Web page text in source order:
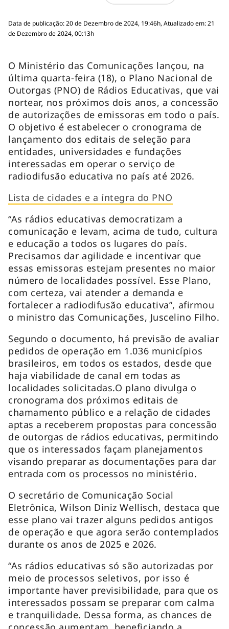
Data de publicação: 20 de Dezembro de 2024, 19:46h, Atualizado em: 21
de Dezembro de 2024, 00:13h
O Ministério das Comunicações lançou, na
última quarta-feira (18), o Plano Nacional de
Outorgas (PNO) de Rádios Educativas, que vai
nortear, nos próximos dois anos, a concessão
de autorizações de emissoras em todo o país.
O objetivo é estabelecer o cronograma de
lançamento dos editais de seleção para
entidades, universidades e fundações
interessadas em operar o serviço de
radiodifusão educativa no país até 2026.
Lista de cidades e a íntegra do PNO
“As rádios educativas democratizam a
comunicação e levam, acima de tudo, cultura
e educação a todos os lugares do país.
Precisamos dar agilidade e incentivar que
essas emissoras estejam presentes no maior
número de localidades possível. Esse Plano,
com certeza, vai atender a demanda e
fortalecer a radiodifusão educativa”, afirmou
o ministro das Comunicações, Juscelino Filho.
Segundo o documento, há previsão de avaliar
pedidos de operação em 1.036 municípios
brasileiros, em todos os estados, desde que
haja viabilidade de canal em todas as
localidades solicitadas.O plano divulga o
cronograma dos próximos editais de
chamamento público e a relação de cidades
aptas a receberem propostas para concessão
de outorgas de rádios educativas, permitindo
que os interessados façam planejamentos
visando preparar as documentações para dar
entrada com os processos no ministério.
O secretário de Comunicação Social
Eletrônica, Wilson Diniz Wellisch, destaca que
esse plano vai trazer alguns pedidos antigos
de operação e que agora serão contemplados
durante os anos de 2025 e 2026.
“As rádios educativas só são autorizadas por
meio de processos seletivos, por isso é
importante haver previsibilidade, para que os
interessados possam se preparar com calma
e tranquilidade. Dessa forma, as chances de